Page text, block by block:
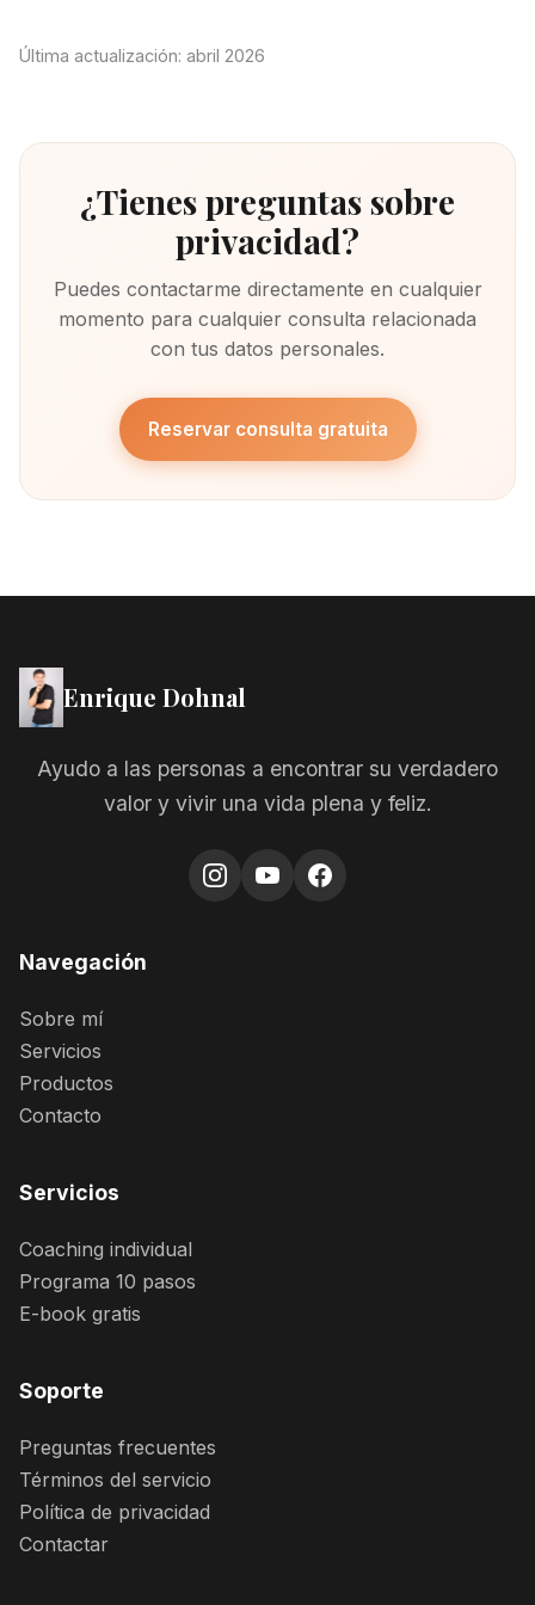
Última actualización: abril 2026
¿Tienes preguntas sobre
privacidad?
Puedes contactarme directamente en cualquier
momento para cualquier consulta relacionada
con tus datos personales.
Reservar consulta gratuita
Enrique Dohnal
Ayudo a las personas a encontrar su verdadero
valor y vivir una vida plena y feliz.
Navegación
Sobre mí
Servicios
Productos
Contacto
Servicios
Coaching individual
Programa 10 pasos
E-book gratis
Soporte
Preguntas frecuentes
Términos del servicio
Política de privacidad
Contactar